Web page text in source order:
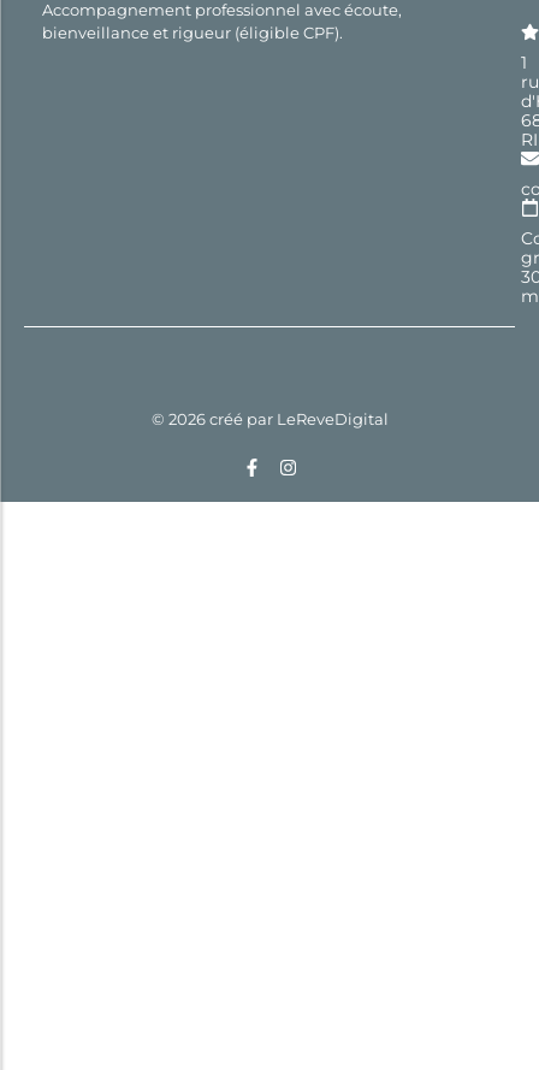
Accompagnement professionnel avec écoute,
bienveillance et rigueur (éligible CPF).
1
© 2026 créé par LeReveDigital